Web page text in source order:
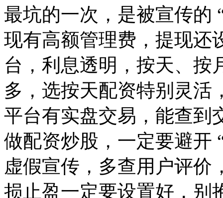
最坑的一次，是被宣传的
现有高额管理费，提现还
台，利息透明，按天、按
多，选按天配资特别灵活
平台有实盘交易，能查到
做配资炒股，一定要避开
虚假宣传，多查用户评价
损止盈一定要设置好，别